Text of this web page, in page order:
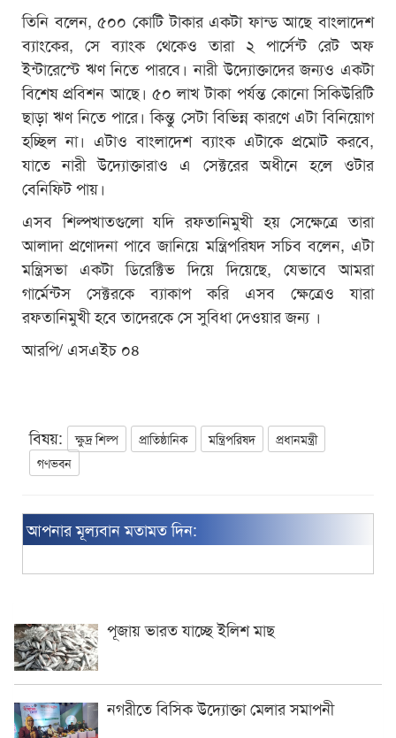
তিনি বলেন, ৫০০ কোটি টাকার একটা ফান্ড আছে বাংলাদেশ
ব্যাংকের, সে ব্যাংক থেকেও তারা ২ পার্সেন্ট রেট অফ
ইন্টারেস্টে ঋণ নিতে পারবে। নারী উদ্যোক্তাদের জন্যও একটা
বিশেষ প্রবিশন আছে। ৫০ লাখ টাকা পর্যন্ত কোনো সিকিউরিটি
ছাড়া ঋণ নিতে পারে। কিন্তু সেটা বিভিন্ন কারণে এটা বিনিয়োগ
হচ্ছিল না। এটাও বাংলাদেশ ব্যাংক এটাকে প্রমোট করবে,
যাতে নারী উদ্যোক্তারাও এ সেক্টরের অধীনে হলে ওটার
বেনিফিট পায়।
এসব শিল্পখাতগুলো যদি রফতানিমুখী হয় সেক্ষেত্রে তারা
আলাদা প্রণোদনা পাবে জানিয়ে মন্ত্রিপরিষদ সচিব বলেন, এটা
মন্ত্রিসভা একটা ডিরেক্টিভ দিয়ে দিয়েছে, যেভাবে আমরা
গার্মেন্টস সেক্টরকে ব্যাকাপ করি এসব ক্ষেত্রেও যারা
রফতানিমুখী হবে তাদেরকে সে সুবিধা দেওয়ার জন্য ।
আরপি/ এসএইচ ০৪
বিষয়: ক্ষুদ্র শিল্প প্রাতিষ্ঠানিক মন্ত্রিপরিষদ
প্রধানমন্ত্রী
গণভবন
আপনার মূল্যবান মতামত দিন:
পূজায় ভারত যাচ্ছে ইলিশ মাছ
নগরীতে বিসিক উদ্যোক্তা মেলার সমাপনী